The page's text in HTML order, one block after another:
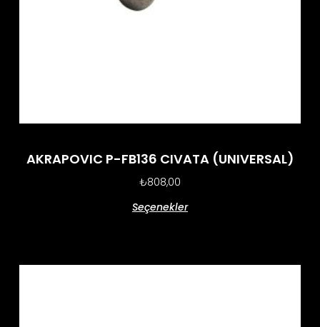
AKRAPOVIC P-FB136 CIVATA (UNIVERSAL)
₺808,00
Seçenekler